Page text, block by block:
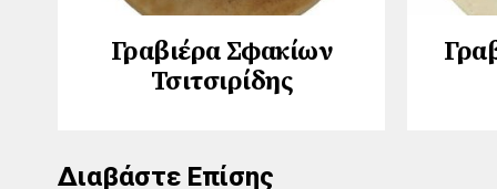
Γραβιέρα Σφακίων
Τσιτσιρίδης
Διαβάστε Επίσης